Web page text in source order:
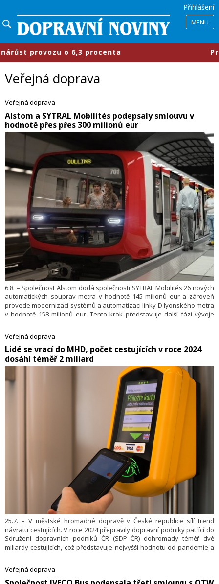
Přihlášení
MENU
​Průmyslové parky se
Veřejná doprava
Veřejná doprava
​Alstom a SYTRAL Mobilités podepsaly smlouvu v
hodnotě přes přes 300 milionů eur
6.8. – Společnost Alstom dodá společnosti SYTRAL Mobilités 26 nových
automatických souprav metra v hodnotě 145 milionů eur a zároveň
provede modernizaci systémů a automatizaci linky D lyonského metra
v hodnotě 158 milionů eur. Tento krok představuje další fázi vývoje
Veřejná doprava
​Lidé se vrací do MHD, počet cestujících v roce 2024
dosáhl téměř 2 miliard
25.7. – V městské hromadné dopravě v České republice sílí trend
návratu cestujících. V roce 2024 přepravily dopravní podniky patřící do
Sdružení dopravních podniků ČR (SDP ČR) dohromady téměř dvě
miliardy cestujících, což představuje nejvyšší hodnotu od pandemie a
z prodeje jízdného, které se poprvé přehouply přes 8 miliard korun.
Veřejná doprava